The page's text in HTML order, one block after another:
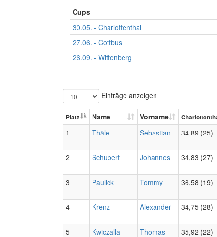
Cups
30.05. - Charlottenthal
27.06. - Cottbus
26.09. - Wittenberg
Einträge anzeigen
Platz Name Vorname
1 Thäle Sebastian 34,89 (25)
2 Schubert Johannes 34,83 (27)
3 Paulick Tommy 36,58 (19)
4 Krenz Alexander 34,75 (28)
5 Kwiczalla Thomas 35,92 (22)